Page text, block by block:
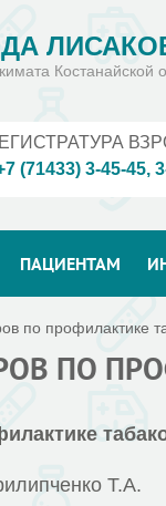
Костанайской
(71433) 3-45-45,
ПАЦИЕНТАМ
по профилактике
ПО
Т.А.